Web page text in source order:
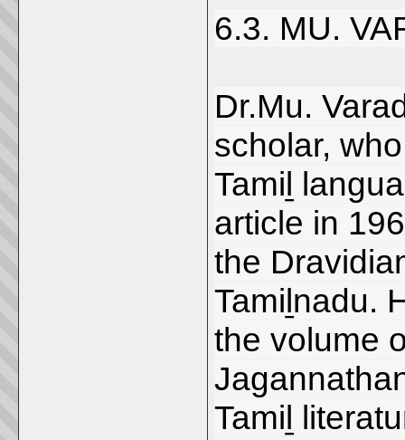
6.3. MU.
Dr.Mu.
scholar,
Tamiḻ
article in
the
Tamiḻnadu.
the volume
Tamiḻ